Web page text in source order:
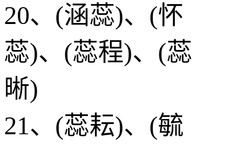
20、(涵蕊)、(怀
蕊)、(蕊程)、(蕊
晰)
21、(蕊耘)、(毓